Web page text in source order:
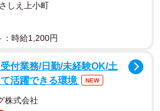
しえ上小町
：時給1,200円
付業務/日勤/未経験OK/土
活躍できる環境
NEW
株式会社